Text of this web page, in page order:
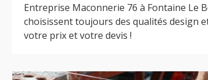
Entreprise Maconnerie 76 à Fontaine Le
choisissent toujours des qualités design
votre prix et votre devis !